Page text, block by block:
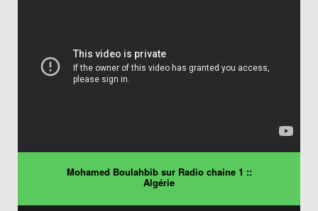
Mohamed Boulahbib sur Radio chaine 1 ::
Algérie